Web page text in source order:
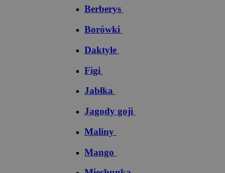
Berberys
Borówki
Daktyle
Figi
Jabłka
Jagody goji
Maliny
Mango